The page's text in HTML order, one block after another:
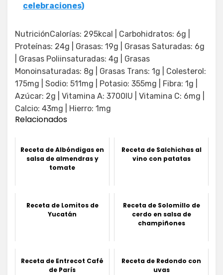
celebraciones)
NutriciónCalorías: 295kcal | Carbohidratos: 6g |
Proteínas: 24g | Grasas: 19g | Grasas Saturadas: 6g
| Grasas Poliinsaturadas: 4g | Grasas
Monoinsaturadas: 8g | Grasas Trans: 1g | Colesterol:
175mg | Sodio: 511mg | Potasio: 355mg | Fibra: 1g |
Azúcar: 2g | Vitamina A: 3700IU | Vitamina C: 6mg |
Calcio: 43mg | Hierro: 1mg
Relacionados
Receta de Albóndigas en
salsa de almendras y
tomate
Receta de Salchichas al
vino con patatas
Receta de Lomitos de
Yucatán
Receta de Solomillo de
cerdo en salsa de
champiñones
Receta de Entrecot Café
de París
Receta de Redondo con
uvas